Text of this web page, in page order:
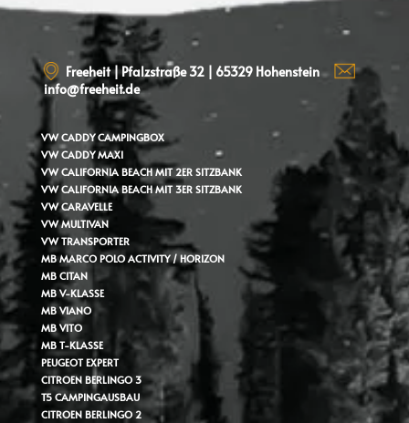
Freeheit | Pfalzstraße 32 | 65329 Hohenstein
info@freeheit.de
VW CADDY CAMPINGBOX
VW CADDY MAXI
VW CALIFORNIA BEACH MIT 2ER SITZBANK
VW CALIFORNIA BEACH MIT 3ER SITZBANK
VW CARAVELLE
VW MULTIVAN
VW TRANSPORTER
MB MARCO POLO ACTIVITY / HORIZON
MB CITAN
MB V-KLASSE
MB VIANO
MB VITO
MB T-KLASSE
PEUGEOT EXPERT
CITROEN BERLINGO 3
T5 CAMPINGAUSBAU
CITROEN BERLINGO 2